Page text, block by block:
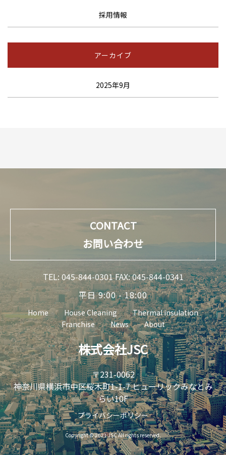
採用情報
アーカイブ
2025年9月
CONTACT
お問い合わせ
TEL:045-844-0301FAX: 045-844-0341
平日 9:00 - 18:00
Home House Cleaning
Thermal insulation
Franchise
News About
株式会社JSC
〒231-0062
神奈川県横浜市中区桜木町1-1-7 ヒューリックみなとみ
らい10F
プライバシーポリシー
Copyright © 2021 JSC All rights reserved.